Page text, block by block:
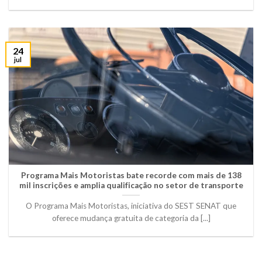
Programa Mais Motoristas bate recorde com mais de 138
mil inscrições e amplia qualificação no setor de transporte
O Programa Mais Motoristas, iniciativa do SEST SENAT que
oferece mudança gratuita de categoria da [...]
24
jul